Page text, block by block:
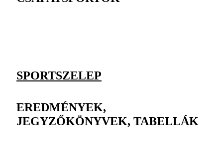
SPORTSZELEP
EREDMÉNYEK,
JEGYZŐKÖNYVEK, TABELLÁK